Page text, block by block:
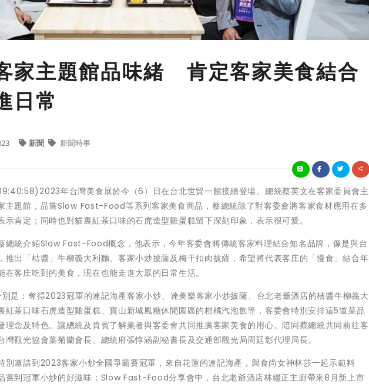
家主題館品味緒 肯定客家美食結合
日常
新聞 新聞時事
年台灣美食展於今（6）日在台北世貿一館接續登場。總統蔡英文在客家委員會主
主題館，品嘗Slow Fast-Food等系列客家美食商品，蔡總統除了對客委會將客家食材應用在多
肯定；同時也對貓裏紅茶口味的石虎造型雞蛋糕留下深刻印象，表示很可愛。
總統介紹Slow Fast-Food概念，他表示，今年客委會將傳統客家料理結合知名品牌，像是與台
推出「桔醬」牛柳義大利麵、客家小炒披薩及梅干扣肉披薩，希望將代表客庄的「慢食」結合年
客庄吃到的美食，現在也能走進大眾的日常生活。
是：奪得2023冠軍的連記海產客家小炒、達美樂客家小炒披薩、台北老爺酒店的桔醬牛柳義大
紅茶口味石虎造型雞蛋糕、寶山新城風糖休閒園區的柑橘汽泡飲等，客委會特別安排這5道菜品
理念及特色。讓總統及貴賓了解業者與客委會共同推廣客家美食的用心。陪同蔡總統共同前往客
觀光協會葉菊蘭會長、總統府張惇涵副秘書長及交通部觀光局周廷彰代理局長。
別邀請到2023客家小炒全國爭霸賽冠軍，來自花蓮的連記海產，與食尚女神林莎一起示範料
嘗到冠軍小炒的好滋味；Slow Fast-Food分享會中，台北老爺酒店林繼正主廚帶來8月新上市